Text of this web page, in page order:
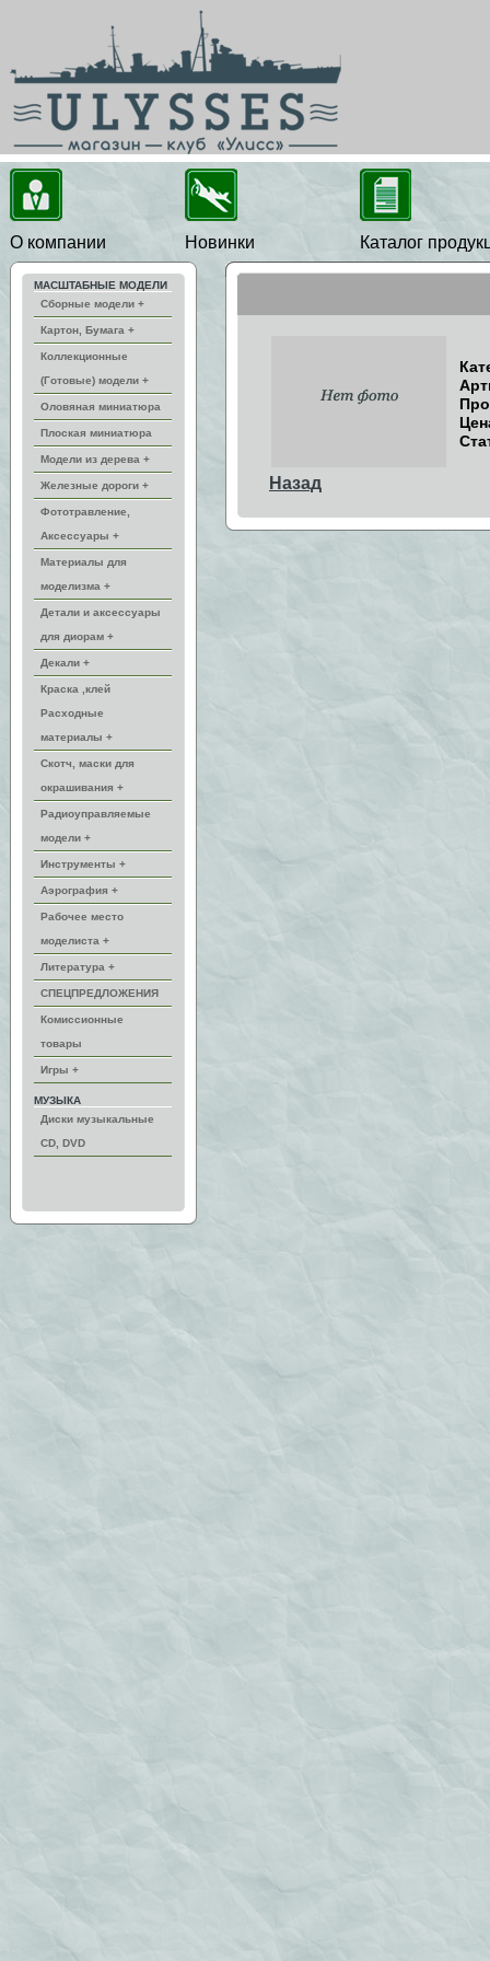
О компании Новинки Каталог
МАСШТАБНЫЕ МОДЕЛИ
Сборные модели +
Картон, Бумага +
Коллекционные
(Готовые) модели +
Оловяная миниатюра
Плоская миниатюра
Модели из дерева +
Железные дороги +
Фототравление,
Аксессуары +
Материалы для
моделизма +
Детали и аксессуары
для диорам +
Декали +
Краска ,клей
Расходные
материалы +
Скотч, маски для
окрашивания +
Радиоуправляемые
модели +
Инструменты +
Аэрография +
Рабочее место
моделиста +
Литература +
СПЕЦПРЕДЛОЖЕНИЯ
Комиссионные
товары
Игры +
МУЗЫКА
Диски музыкальные
CD, DVD
Назад